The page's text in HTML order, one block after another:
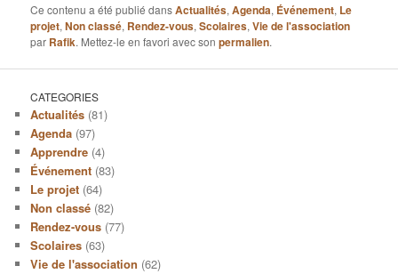
Ce contenu a été publié dansActualités,Agenda, Événement, Le
projet,Non classé, Rendez-vous,Scolaires,Vie de l'association
par Rafik. Mettez-le en favori avec sonpermalien.
CATEGORIES
Actualités (81)
Agenda (97)
Apprendre (4)
Événement (83)
Le projet (64)
Non classé (82)
Rendez-vous (77)
Scolaires (63)
Vie de l'association (62)